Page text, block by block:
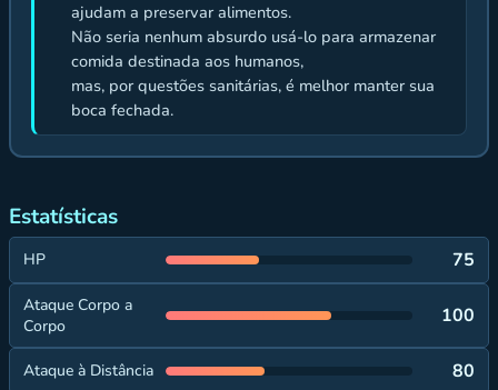
ajudam a preservar alimentos.
Não seria nenhum absurdo usá-lo para armazenar
comida destinada aos humanos,
mas, por questões sanitárias, é melhor manter sua
boca fechada.
Estatísticas
HP 75
Ataque Corpo a
Corpo
100
Ataque à Distância 80